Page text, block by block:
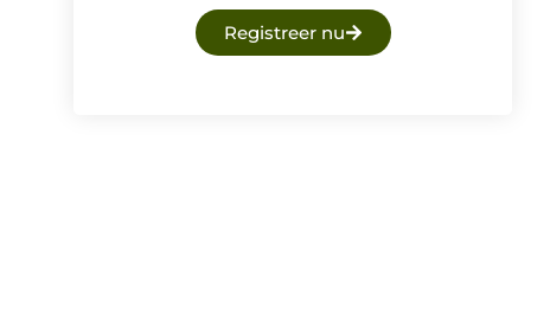
Registreer nu